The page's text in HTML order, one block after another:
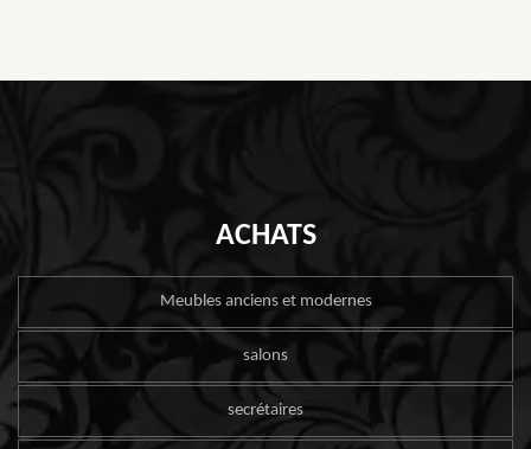
ACHATS
Meubles anciens et modernes
salons
secrétaires